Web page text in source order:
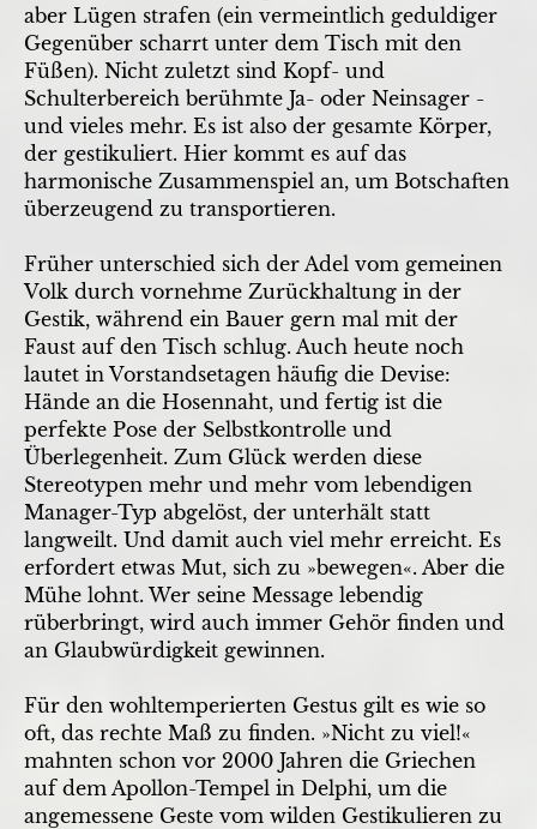
aber Lügen strafen (ein vermeintlich geduldiger
Gegenüber scharrt unter dem Tisch mit den
Füßen). Nicht zuletzt sind Kopf- und
Schulterbereich berühmte Ja- oder Neinsager ­
und vieles mehr. Es ist also der gesamte Körper,
der gestikuliert. Hier kommt es auf das
harmonische Zusammenspiel an, um Botschaften
überzeugend zu transportieren.
Früher unterschied sich der Adel vom gemeinen
Volk durch vornehme Zurückhaltung in der
Gestik, während ein Bauer gern mal mit der
Faust auf den Tisch schlug. Auch heute noch
lautet in Vorstandsetagen häufig die Devise:
Hände an die Hosennaht, und fertig ist die
perfekte Pose der Selbstkontrolle und
Überlegenheit. Zum Glück werden diese
Stereotypen mehr und mehr vom lebendigen
Manager-Typ abgelöst, der unterhält statt
langweilt. Und damit auch viel mehr erreicht. Es
erfordert etwas Mut, sich zu »bewegen«. Aber die
Mühe lohnt. Wer seine Message lebendig
rüberbringt, wird auch immer Gehör finden und
an Glaubwürdigkeit gewinnen.
Für den wohltemperierten Gestus gilt es ­wie so
oft, das rechte Maß zu finden. »Nicht zu viel!«
mahnten schon vor 2000 Jahren die Griechen
auf dem Apollon-Tempel in Delphi, um die
angemessene Geste vom wilden Gestikulieren zu